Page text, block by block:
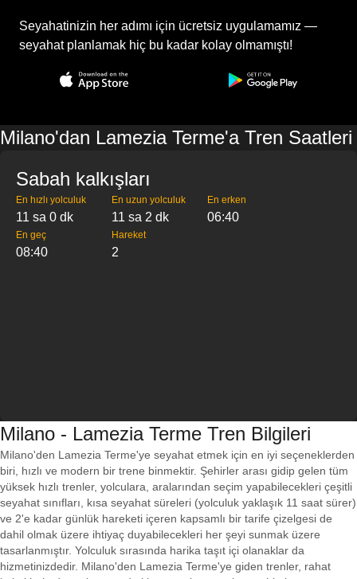
Seyahatinizin her adımı için ücretsiz uygulamamız —
seyahat planlamak hiç bu kadar kolay olmamıştı!
Milano'dan Lamezia Terme'a Tren Saatleri
Sabah kalkışları
En hızlı yolculuk
11 sa 0 dk
En uzun yolculuk
11 sa 2 dk
En erken
06:40
En geç
08:40
Hareket
2
Milano - Lamezia Terme Tren Bilgileri
Milano'den Lamezia Terme'ye seyahat etmek için en iyi seçeneklerden
biri, hızlı ve modern bir trene binmektir. Şehirler arası gidip gelen tüm
yüksek hızlı trenler, yolculara, aralarından seçim yapabilecekleri çeşitli
seyahat sınıfları, kısa seyahat süreleri (yolculuk yaklaşık 11 saat sürer)
ve 2'e kadar günlük hareketi içeren kapsamlı bir tarife çizelgesi de
dahil olmak üzere ihtiyaç duyabilecekleri her şeyi sunmak üzere
tasarlanmıştır. Yolculuk sırasında harika taşıt içi olanaklar da
hizmetinizdedir. Milano'den Lamezia Terme'ye giden trenler, rahat